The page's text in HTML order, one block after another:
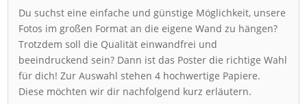
Du suchst eine einfache und günstige Möglichkeit, unsere
Fotos im großen Format an die eigene Wand zu hängen?
Trotzdem soll die Qualität einwandfrei und
beeindruckend sein? Dann ist das Poster die richtige Wahl
für dich! Zur Auswahl stehen 4 hochwertige Papiere.
Diese möchten wir dir nachfolgend kurz erläutern.